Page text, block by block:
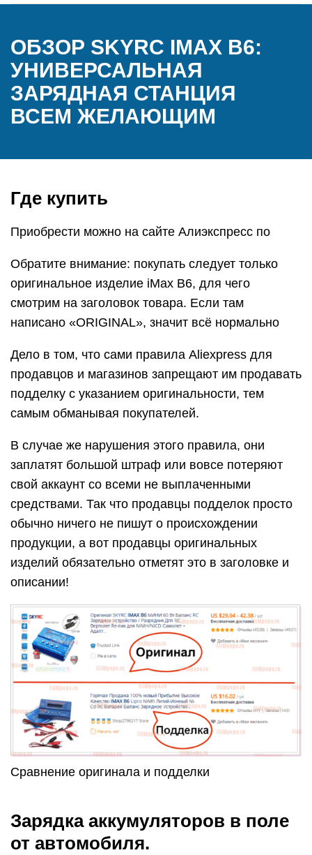
ОБЗОР SKYRC IMAX B6:
УНИВЕРСАЛЬНАЯ
ЗАРЯДНАЯ СТАНЦИЯ
ВСЕМ ЖЕЛАЮЩИМ
Где купить
Приобрести можно на сайте Алиэкспресс по
Обратите внимание: покупать следует только
оригинальное изделие iMax B6, для чего
смотрим на заголовок товара. Если там
написано «ORIGINAL», значит всё нормально
Дело в том, что сами правила Aliexpress для
продавцов и магазинов запрещают им продавать
подделку с указанием оригинальности, тем
самым обманывая покупателей.
В случае же нарушения этого правила, они
заплатят большой штраф или вовсе потеряют
свой аккаунт со всеми не выплаченными
средствами. Так что продавцы подделок просто
обычно ничего не пишут о происхождении
продукции, а вот продавцы оригинальных
изделий обязательно отметят это в заголовке и
описании!
Сравнение оригинала и подделки
Зарядка аккумуляторов в поле
от автомобиля.